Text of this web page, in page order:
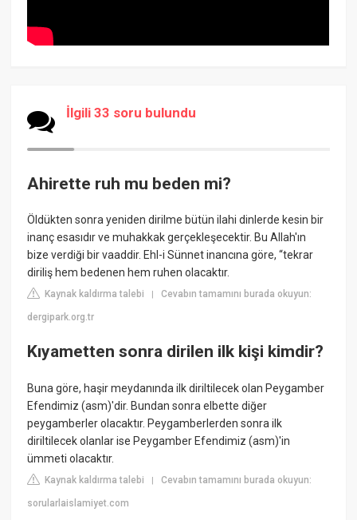
İlgili 33 soru bulundu
Ahirette ruh mu beden mi?
Öldükten sonra yeniden dirilme bütün ilahi dinlerde kesin bir
inanç esasıdır ve muhakkak gerçekleşecektir. Bu Allah'ın
bize verdiği bir vaaddir. Ehl-i Sünnet inancına göre, “tekrar
diriliş hem bedenen hem ruhen olacaktır.
Kaynak kaldırma talebi |Cevabın tamamını burada okuyun:
dergipark.org.tr
Kıyametten sonra dirilen ilk kişi kimdir?
Buna göre, haşir meydanında ilk diriltilecek olan Peygamber
Efendimiz (asm)'dir. Bundan sonra elbette diğer
peygamberler olacaktır. Peygamberlerden sonra ilk
diriltilecek olanlar ise Peygamber Efendimiz (asm)'in
ümmeti olacaktır.
Kaynak kaldırma talebi |Cevabın tamamını burada okuyun:
sorularlaislamiyet.com